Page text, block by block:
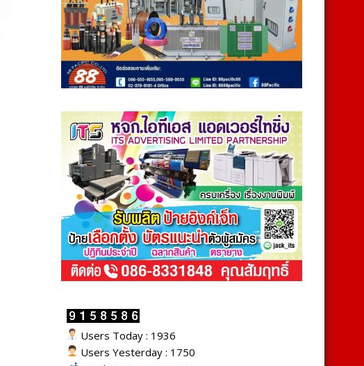
Users Today : 1936
Users Yesterday : 1750